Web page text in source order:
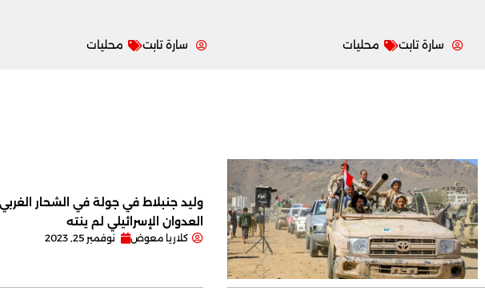
سارة تابت محليات سارة تابت محليات
وليد جنبلاط في جولة في الشحار
العدوان الإسرائيلي لم ينته
كلاريا معوض نوفمبر 25, 2023